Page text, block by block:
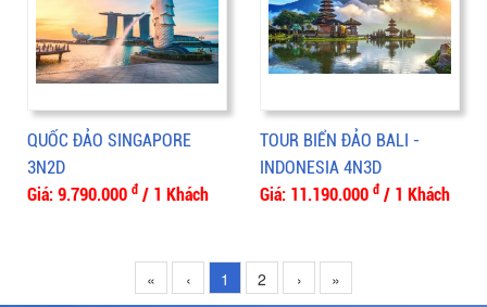
QUỐC ĐẢO SINGAPORE
3N2D
Giá: 9.790.000 đ / 1 Khách
TOUR BIỂN ĐẢO BALI -
INDONESIA 4N3D
Giá: 11.190.000 đ / 1 Khách
« ‹ 1 2 › »